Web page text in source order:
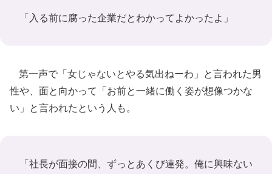
「入る前に腐った企業だとわかってよかったよ」
第一声で「女じゃないとやる気出ねーわ」と言われた男
性や、面と向かって「お前と一緒に働く姿が想像つかな
い」と言われたという人も。
「社長が面接の間、ずっとあくび連発。俺に興味ない